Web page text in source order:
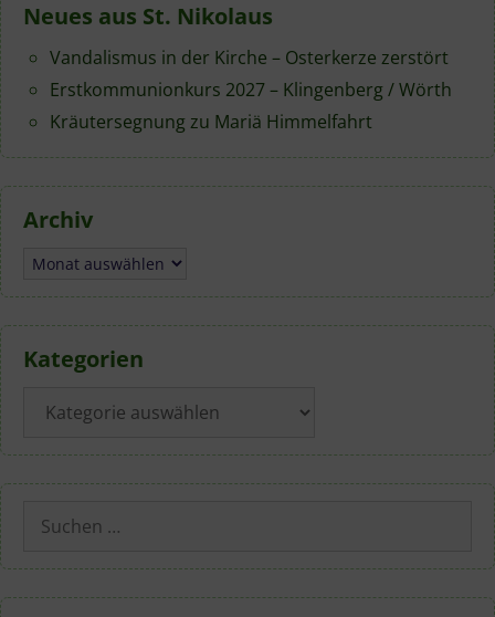
Neues aus St. Nikolaus
Vandalismus in der Kirche – Osterkerze zerstört
Erstkommunionkurs 2027 – Klingenberg / Wörth
Kräutersegnung zu Mariä Himmelfahrt
Archiv
Archiv
Kategorien
Suchen
nach: